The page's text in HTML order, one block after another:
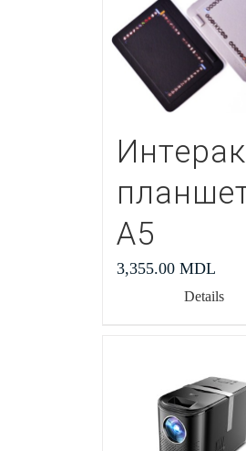
А5
3,355.00 MDL
Details